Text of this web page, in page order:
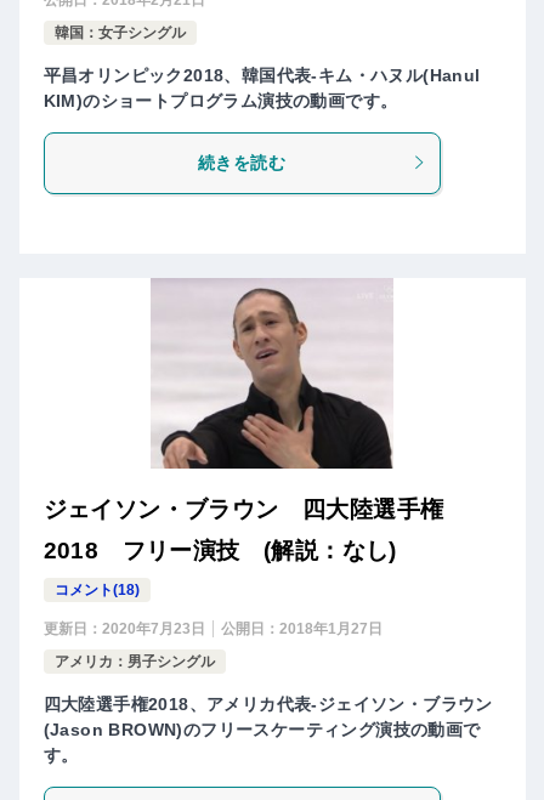
韓国：女子シングル
平昌オリンピック2018、韓国代表-キム・ハヌル(Hanul
KIM)のショートプログラム演技の動画です。
続きを読む
ジェイソン・ブラウン 四大陸選手権
2018 フリー演技 (解説：なし)
コメント(18)
更新日： 2020年7月23日 公開日： 2018年1月27日
アメリカ：男子シングル
四大陸選手権2018、アメリカ代表-ジェイソン・ブラウン
(Jason BROWN)のフリースケーティング演技の動画で
す。